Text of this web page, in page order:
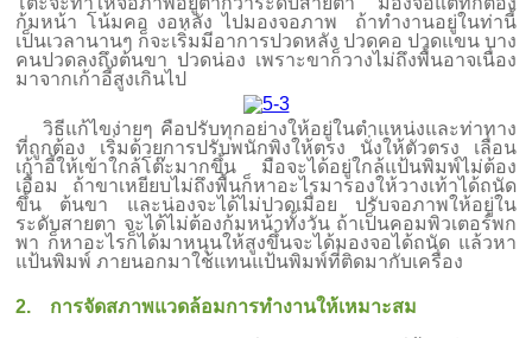
ก้มหน้า โน้มคอ งอหลัง ไปมองจอภาพ ถ้าทำงานอยู่ในท่านี้
เป็นเวลานานๆ ก็จะเริ่มมีอาการปวดหลัง ปวดคอ ปวดแขน บาง
คนปวดลงถึงต้นขา ปวดน่อง เพราะขาก็วางไม่ถึงพื้นอาจเนื่อง
มาจากเก้าอี้สูงเกินไป
วิธีแก้ไขง่ายๆ คือปรับทุกอย่างให้อยู่ในตำแหน่งและท่าทาง
ที่ถูกต้อง เริ่มด้วยการปรับพนักพิงให้ตรง นั่งให้ตัวตรง เลื่อน
เก้าอี้ให้เข้าใกล้โต๊ะมากขึ้น มือจะได้อยู่ใกล้แป้นพิมพ์ไม่ต้อง
เอื้อม ถ้าขาเหยียบไม่ถึงพื้นก็หาอะไรมารองให้วางเท้าได้ถนัด
ขึ้น ต้นขา และน่องจะได้ไม่ปวดเมื่อย ปรับจอภาพให้อยู่ใน
ระดับสายตา จะได้ไม่ต้องก้มหน้าทั้งวัน ถ้าเป็นคอมพิวเตอร์พก
พา ก็หาอะไรก็ได้มาหนุนให้สูงขึ้นจะได้มองจอได้ถนัด แล้วหา
แป้นพิมพ์ ภายนอกมาใช้แทนแป้นพิมพ์ที่ติดมากับเครื่อง
2. การจัดสภาพแวดล้อมการทำงานให้เหมาะสม